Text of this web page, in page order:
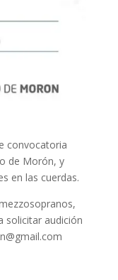
convocatoria
de Morón, y
en las cuerdas.
solicitar audición